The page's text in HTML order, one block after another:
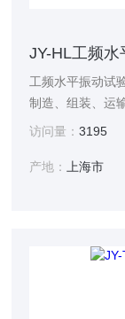
JY-HL工频
工频水平振动试
制造、组装、运
结构的耐振性、
访问量：3195
产地： 上海市